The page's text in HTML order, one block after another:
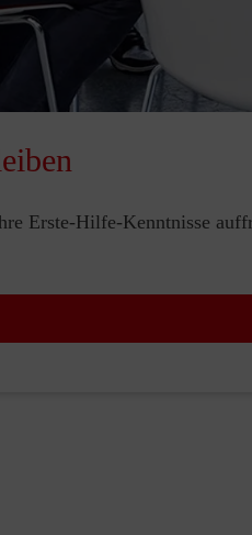
Erste-Hilfe-Kenntnisse